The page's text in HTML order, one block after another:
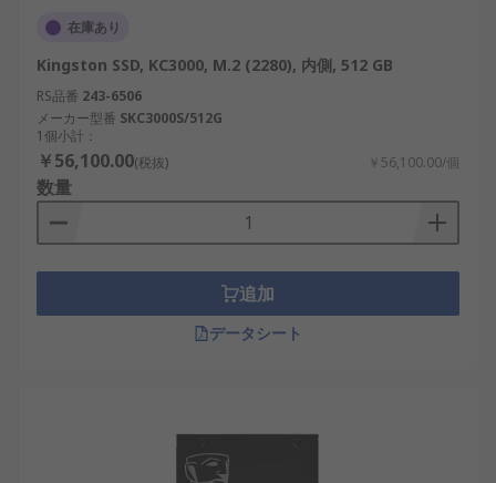
在庫あり
Kingston SSD, KC3000, M.2 (2280), 内側, 512 GB
RS品番 243-6506
メーカー型番 SKC3000S/512G
1個小計：
￥56,100.00(税抜) ￥56,100.00/個
数量
追加
データシート